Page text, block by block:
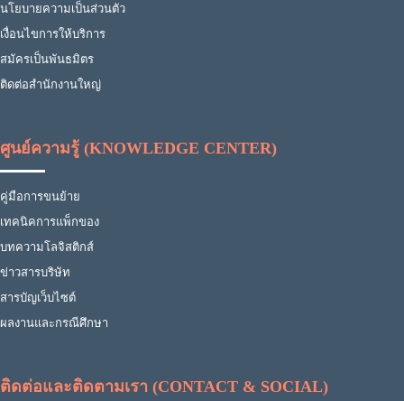
นโยบายความเป็นส่วนตัว
เงื่อนไขการให้บริการ
สมัครเป็นพันธมิตร
ติดต่อสำนักงานใหญ่
ศูนย์ความรู้ (KNOWLEDGE CENTER)
คู่มือการขนย้าย
เทคนิคการแพ็กของ
บทความโลจิสติกส์
ข่าวสารบริษัท
สารบัญเว็บไซต์
ผลงานและกรณีศึกษา
ติดต่อและติดตามเรา (CONTACT & SOCIAL)